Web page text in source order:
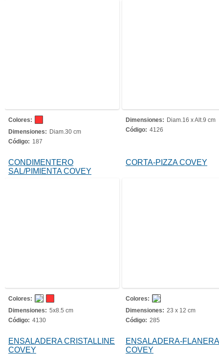
Colores:
Dimensiones: Diam.30 cm
Código: 187
Dimensiones: Diam.16 x Alt.9 cm
Código: 4126
CONDIMENTERO
SAL/PIMIENTA COVEY
Colores:
Dimensiones: 5x8.5 cm
Código: 4130
CORTA-PIZZA COVEY
Colores:
Dimensiones: 23 x 12 cm
Código: 285
ENSALADERA CRISTALLINE
COVEY
ENSALADERA-FLANERA
COVEY